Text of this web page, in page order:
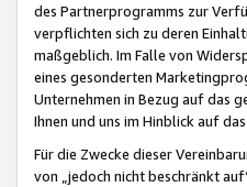
des Partnerprogramms zur
verpflichten sich zu deren
maßgeblich. Im Falle von
eines gesonderten
Unternehmen in Bezug auf das
Ihnen und uns im Hinblick auf
Für die Zwecke dieser
von „jedoch nicht beschränkt